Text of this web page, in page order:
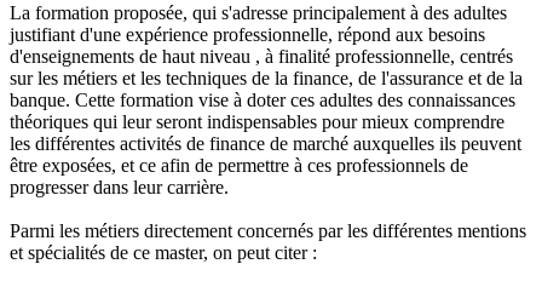
La formation proposée, qui s'adresse principalement à des adultes
justifiant d'une expérience professionnelle, répond aux besoins
d'enseignements de haut niveau , à finalité professionnelle, centrés
sur les métiers et les techniques de la finance, de l'assurance et de la
banque. Cette formation vise à doter ces adultes des connaissances
théoriques qui leur seront indispensables pour mieux comprendre
les différentes activités de finance de marché auxquelles ils peuvent
être exposées, et ce afin de permettre à ces professionnels de
progresser dans leur carrière.
Parmi les métiers directement concernés par les différentes mentions
et spécialités de ce master, on peut citer :